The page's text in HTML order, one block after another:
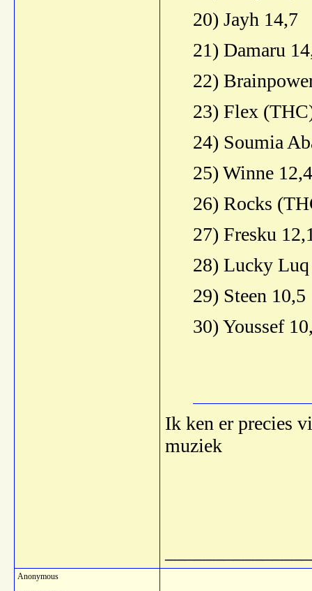
20) Jayh 14,7
21) Damaru
22)
23) Flex
24) Soumia
25) Winne 12,4
26) Rocks
27) Fresku
28) Lucky Luq
29) Steen 10,5
30) Youssef
Ik ken er precies
muziek
Anonymous